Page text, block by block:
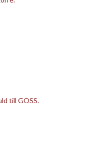
till GOSS.